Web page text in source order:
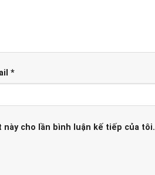
*
cho lần bình luận kế tiếp của tôi.